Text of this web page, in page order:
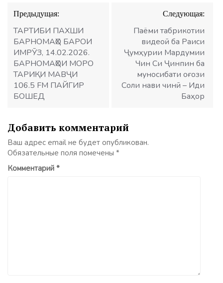
Навигация
по
записям
Предыдущая:
ТАРТИБИ ПАХШИ
БАРНОМАҲО БАРОИ
ИМРӮЗ, 14.02.2026.
БАРНОМАҲОИ МОРО
ТАРИҚИ МАВҶИ
106.5 FM ПАЙГИР
БОШЕД
Следующая:
Паёми табрикотии
видеоӣ ба Раиси
Ҷумҳурии Мардумии
Чин Си Ҷинпин ба
муносибати оғози
Соли нави чинӣ – Иди
Баҳор
Добавить комментарий
Ваш адрес email не будет опубликован.
Обязательные поля помечены *
Комментарий *